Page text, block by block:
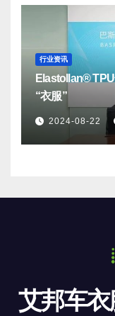
行业资讯
Elastollan®
“衣服”
2024-08-22
艾邦车